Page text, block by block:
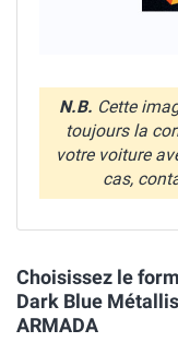
N.B. Cette
toujours la
votre voiture
cas,
Choisissez le
Dark Blue
ARMADA